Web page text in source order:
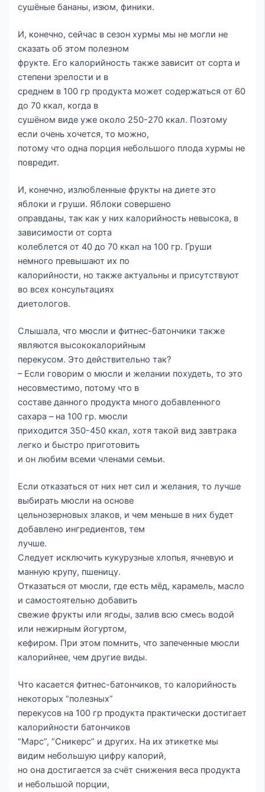
сушёные бананы, изюм, финики.
И, конечно, сейчас в сезон хурмы мы не могли не
сказать об этом полезном
фрукте. Его калорийность также зависит от сорта и
степени зрелости и в
среднем в 100 гр продукта может содержаться от 60
до 70 ккал, когда в
сушёном виде уже около 250-270 ккал. Поэтому
если очень хочется, то можно,
потому что одна порция небольшого плода хурмы не
повредит.
И, конечно, излюбленные фрукты на диете это
яблоки и груши. Яблоки совершено
оправданы, так как у них калорийность невысока, в
зависимости от сорта
колеблется от 40 до 70 ккал на 100 гр. Груши
немного превышают их по
калорийности, но также актуальны и присутствуют
во всех консультациях
диетологов.
Слышала, что мюсли и фитнес-батончики также
являются высококалорийным
перекусом. Это действительно так?
– Если говорим о мюсли и желании похудеть, то это
несовместимо, потому что в
составе данного продукта много добавленного
сахара – на 100 гр. мюсли
приходится 350-450 ккал, хотя такой вид завтрака
легко и быстро приготовить
и он любим всеми членами семьи.
Если отказаться от них нет сил и желания, то лучше
выбирать мюсли на основе
цельнозерновых злаков, и чем меньше в них будет
добавлено ингредиентов, тем
лучше.
Следует исключить кукурузные хлопья, ячневую и
манную крупу, пшеницу.
Отказаться от мюсли, где есть мёд, карамель, масло
и самостоятельно добавить
свежие фрукты или ягоды, залив всю смесь водой
или нежирным йогуртом,
кефиром. При этом помнить, что запеченные мюсли
калорийнее, чем другие виды.
Что касается фитнес-батончиков, то калорийность
некоторых “полезных”
перекусов на 100 гр продукта практически достигает
калорийности батончиков
“Марс”, “Сникерс” и других. На их этикетке мы
видим небольшую цифру калорий,
но она достигается за счёт снижения веса продукта
и небольшой порции,